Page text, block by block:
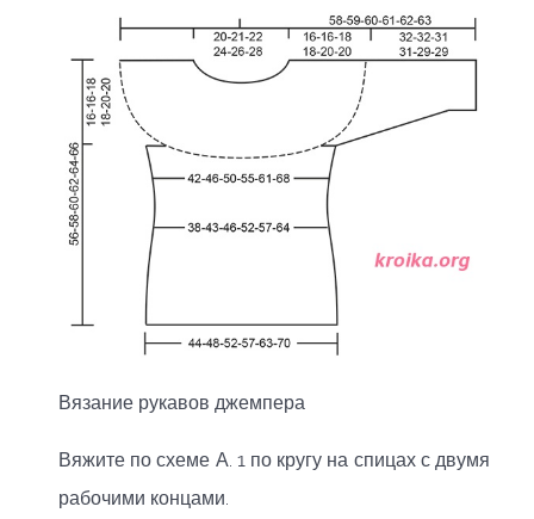
Вязание рукавов джемпера
Вяжите по схеме А. 1 по кругу на спицах с двумя
рабочими концами.